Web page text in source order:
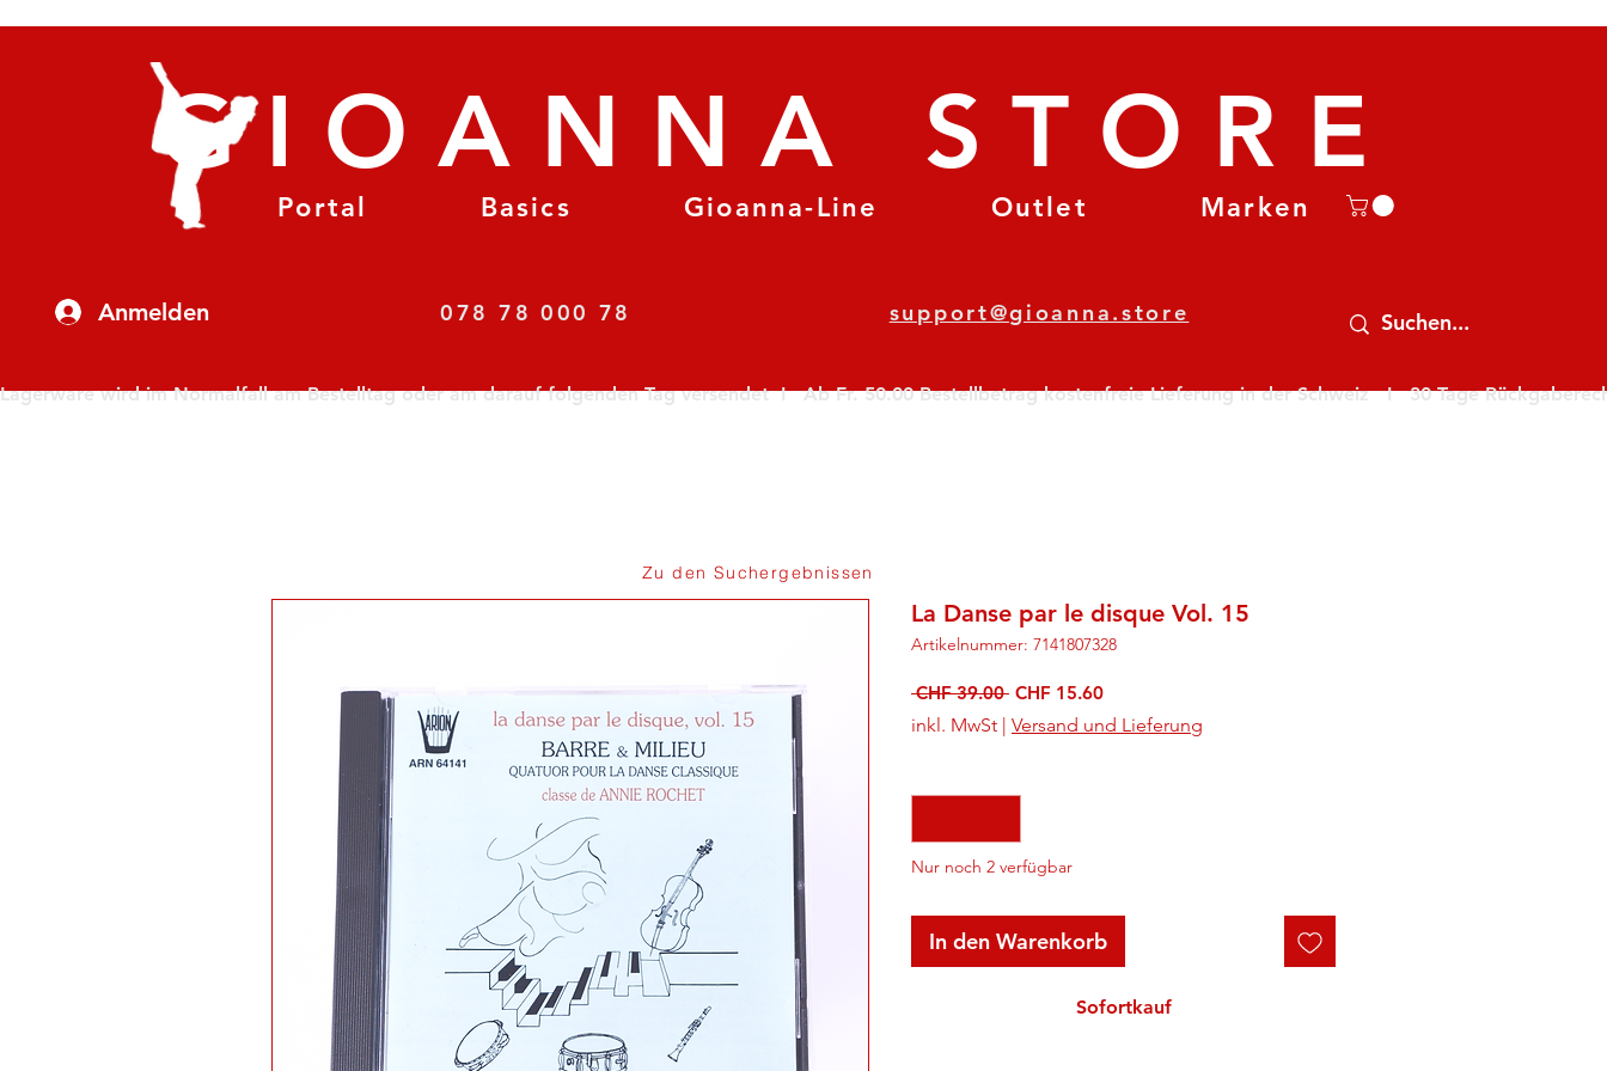
Anmelden
Portal Basics Gioanna-Line Outlet Marken
GIOANNA STORE
078 78 000 78 support@gioanna.store
Lagerware wird im Normalfall am Bestelltag oder am darauf folgenden Tag versendet  I   Ab Fr. 50.00 Bestellbetrag kostenfreie Lieferung in der Schweiz   I   30 Tage
La Danse par le disque Vol. 15
Artikelnummer: 7141807328
CHF 39.00 Standardpreis
CHF 15.60Sale-
Preis
inkl. MwSt | Versand und Lieferung
Nur noch 2 verfügbar
In den Warenkorb
Sofortkauf
Zu den Suchergebnissen